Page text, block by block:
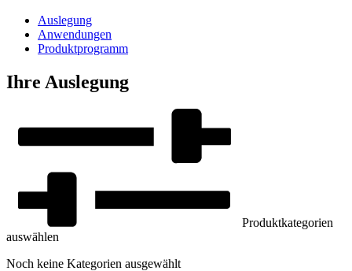
Auslegung
Anwendungen
Produktprogramm
Ihre Auslegung
Produktkategorien
auswählen
Noch keine Kategorien ausgewählt